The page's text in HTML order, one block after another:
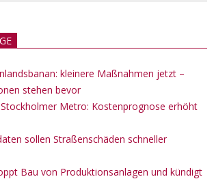
kleinere Maßnahmen jetzt –
stehen bevor
Metro: Kostenprognose erhöht
sollen Straßenschäden schneller
Bau von Produktionsanlagen und kündigt